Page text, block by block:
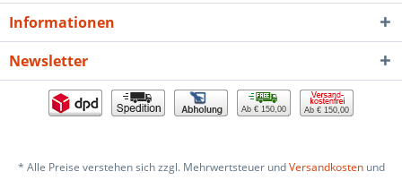
Informationen
Newsletter
Ab € 150,00 Ab € 150,00
* Alle Preise verstehen sich zzgl. Mehrwertsteuer undVersandkostenund